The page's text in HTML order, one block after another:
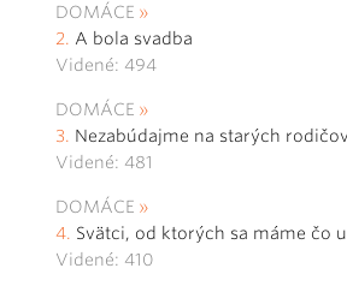
DOMÁCE
A bola svadba
Videné: 494
DOMÁCE
Nezabúdajme na starých rodičov
Videné: 481
DOMÁCE
Svätci, od ktorých sa máme čo
Videné: 410